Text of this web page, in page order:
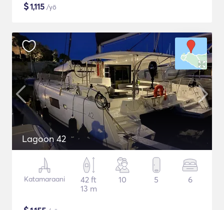
$1,115 /yö
Lagoon 42
Katamaraani
42 ft
13 m
10 5 6